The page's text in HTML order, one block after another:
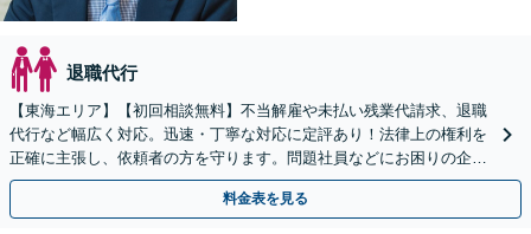
退職代行
【東海エリア】【初回相談無料】不当解雇や未払い残業代請求、退職
代行など幅広く対応。迅速・丁寧な対応に定評あり！法律上の権利を
正確に主張し、依頼者の方を守ります。問題社員などにお困りの企業
さまもぜひご相談ください【電話相談可】【法テラス可】
料金表を見る